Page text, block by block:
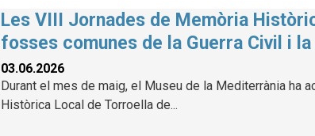
Les VIII Jornades de Memòria
fosses comunes de la Guerra Civil i
03.06.2026
Durant el mes de maig, el Museu de la Mediterrània
Històrica Local de Torroella de...